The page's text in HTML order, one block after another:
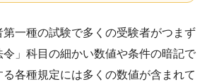
一種の試験で多くの受験者がつまず
令」科目の細かい数値や条件の暗記で
各種規定には多くの数値が含まれて